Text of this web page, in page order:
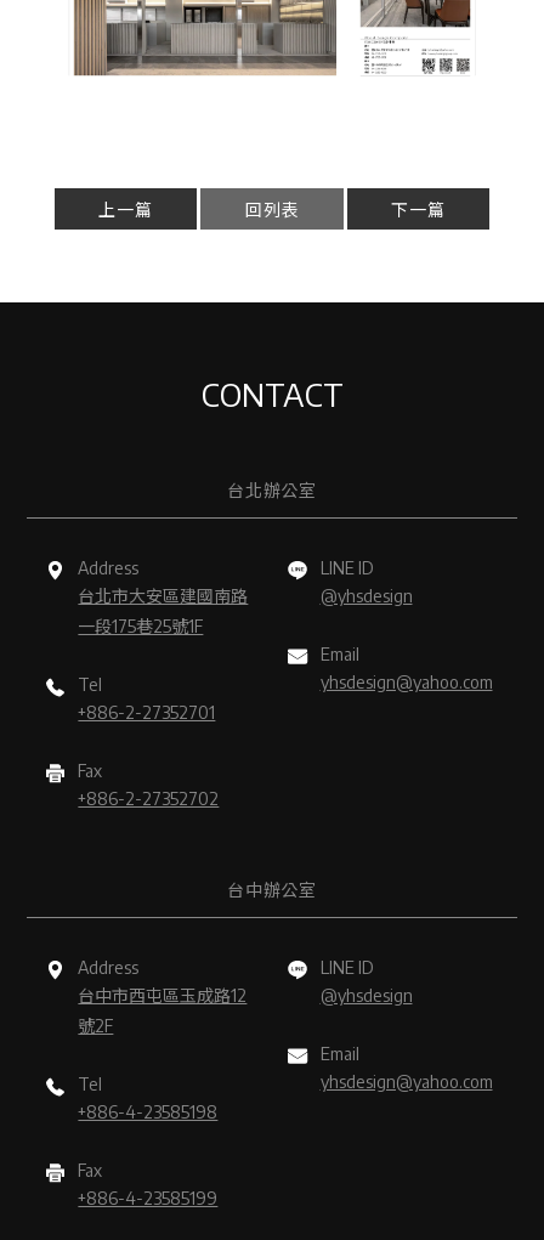
上一篇 回列表 下一篇
CONTACT
台北辦公室
Address
台北市大安區建國南路
一段175巷25號1F
Tel
+886-2-27352701
Fax
+886-2-27352702
LINE ID
@yhsdesign
Email
yhsdesign@yahoo.com
台中辦公室
Address
台中市西屯區玉成路12
號2F
Tel
+886-4-23585198
Fax
+886-4-23585199
LINE ID
@yhsdesign
Email
yhsdesign@yahoo.com